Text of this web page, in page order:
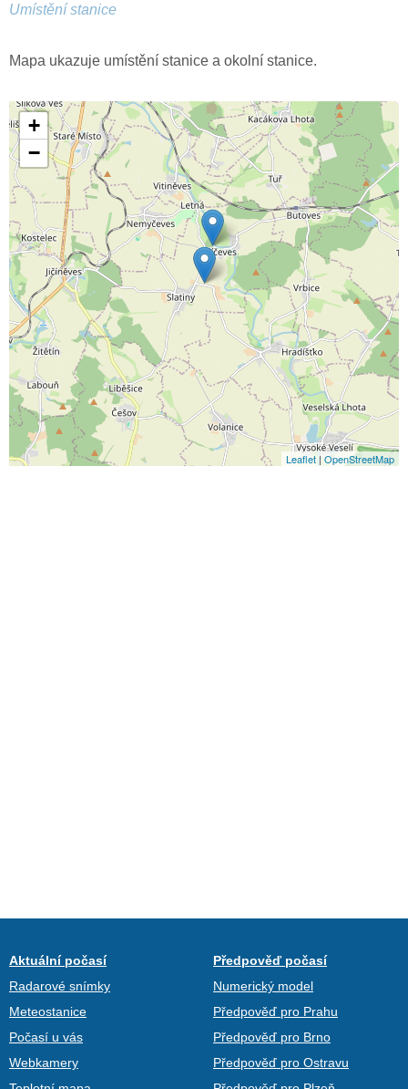
Umístění stanice
Mapa ukazuje umístění stanice a okolní stanice.
+
−
Leaflet | OpenStreetMap
Aktuální počasí
Radarové snímky
Meteostanice
Počasí u vás
Webkamery
Předpověď počasí
Numerický model
Předpověď pro Prahu
Předpověď pro Brno
Předpověď pro Ostravu